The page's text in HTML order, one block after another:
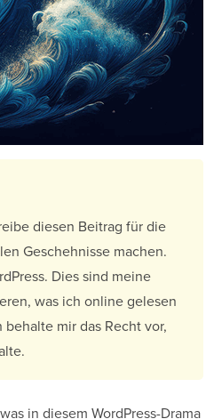
diesen Beitrag für die
Geschehnisse machen.
Dies sind meine
was ich online gelesen
mir das Recht vor,
in diesem WordPress-Drama